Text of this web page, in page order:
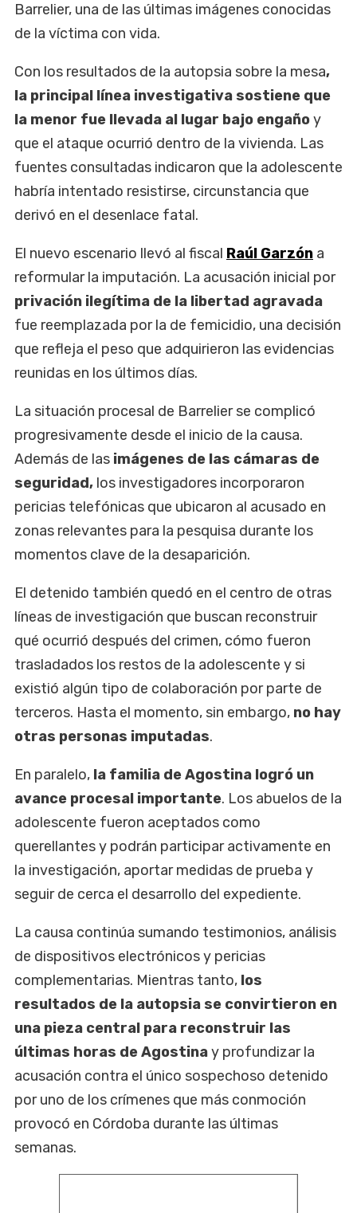
Barrelier, una de las últimas imágenes conocidas
de la víctima con vida.
Con los resultados de la autopsia sobre la mesa,
la principal línea investigativa sostiene que
la menor fue llevada al lugar bajo engañoy
que el ataque ocurrió dentro de la vivienda. Las
fuentes consultadas indicaron que la adolescente
habría intentado resistirse, circunstancia que
derivó en el desenlace fatal.
El nuevo escenario llevó al fiscal Raúl Garzón a
reformular la imputación. La acusación inicial por
privación ilegítima de la libertad agravada
fue reemplazada por la de femicidio, una decisión
que refleja el peso que adquirieron las evidencias
reunidas en los últimos días.
La situación procesal de Barrelier se complicó
progresivamente desde el inicio de la causa.
Además de las imágenes de las cámaras de
seguridad, los investigadores incorporaron
pericias telefónicas que ubicaron al acusado en
zonas relevantes para la pesquisa durante los
momentos clave de la desaparición.
El detenido también quedó en el centro de otras
líneas de investigación que buscan reconstruir
qué ocurrió después del crimen, cómo fueron
trasladados los restos de la adolescente y si
existió algún tipo de colaboración por parte de
terceros. Hasta el momento, sin embargo, no hay
otras personas imputadas.
En paralelo, la familia de Agostina logró un
avance procesal importante. Los abuelos de la
adolescente fueron aceptados como
querellantes y podrán participar activamente en
la investigación, aportar medidas de prueba y
seguir de cerca el desarrollo del expediente.
La causa continúa sumando testimonios, análisis
de dispositivos electrónicos y pericias
complementarias. Mientras tanto, los
resultados de la autopsia se convirtieron en
una pieza central para reconstruir las
últimas horas de Agostinay profundizar la
acusación contra el único sospechoso detenido
por uno de los crímenes que más conmoción
provocó en Córdoba durante las últimas
semanas.